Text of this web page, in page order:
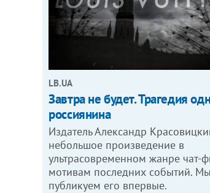
LB.UA
Завтра не будет. Трагедия
россиянина
Издатель Александр
небольшое произведение в
ультрасовременном жанре чат-
мотивам последних событий. Мы
публикуем его впервые.